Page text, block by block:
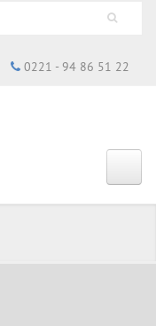
0221 - 94 86 51 22